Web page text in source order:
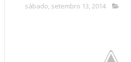
sábado, setembro 13, 2014